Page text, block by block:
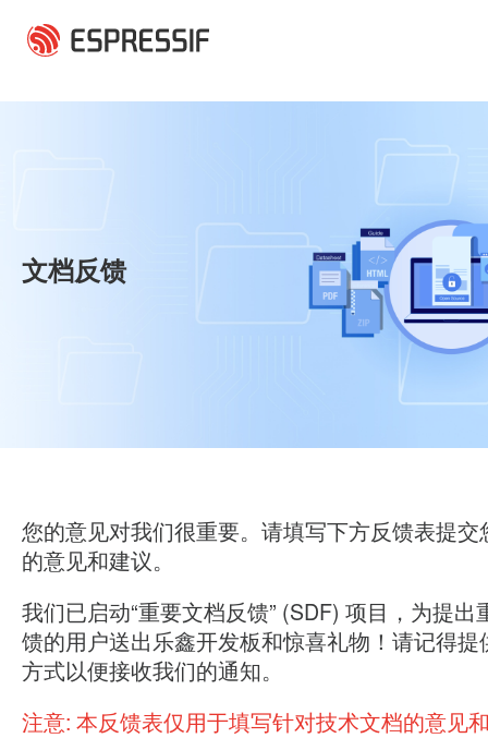
文档反馈
您的意见对我们很重要。请填写下方反馈表提交
的意见和建议。
我们已启动“重要文档反馈” (SDF) 项目，为提出
馈的用户送出乐鑫开发板和惊喜礼物！请记得提
方式以便接收我们的通知。
注意: 本反馈表仅用于填写针对技术文档的意见